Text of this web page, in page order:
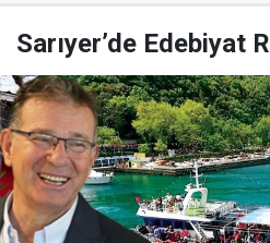
Sarıyer’de Edebiyat